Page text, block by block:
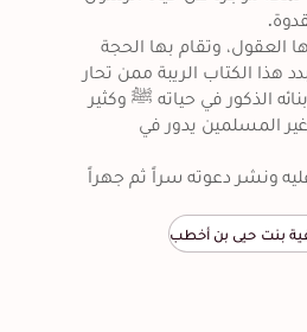
بنت حيي بن أخطب